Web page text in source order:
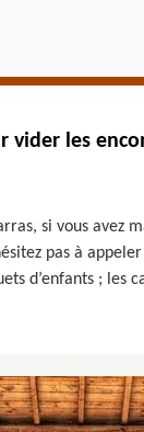
vider les
si vous
pas à
d’enfants ;